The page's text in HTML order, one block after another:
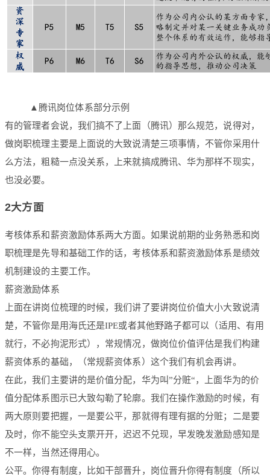
▲腾讯岗位体系部分示例
有的管理者会说，我们搞不了上面（腾讯）那么规范，说得对，
做岗职梳理主要是上面说的大致说清楚三项事情，不管你采用什
么方法，粗糙一点没关系，上来就搞成腾讯、华为那样不现实，
也没必要。
2大方面
考核体系和薪资激励体系两大方面。如果说前期的业务熟悉和岗
职梳理是先导和基础工作的话，考核体系和薪资激励体系是绩效
机制建设的主要工作。
薪资激励体系
上面在讲岗位梳理的时候，我们讲了要讲岗位价值大小大致说清
楚，不管你是用海氏还是IPE或者其他野路子都可以（适用、有用
就行，不必拘泥形式），常规情况，做岗位价值评估是我们构建
薪资体系的基础，（常规薪资体系）这个我们有机会再讲。
在此，我们主要讲的是价值分配，华为叫”分赃“，上面华为的价
值分配体系图示已大致勾勒了轮廓。我们在操作激励的时候，有
两大原则要把握，一是要公平，那就得有理有据的分赃；二是要
及时，你不能空头支票开开，迟迟不兑现，早发晚发激励感知是
不一样，当然还得用心。
公平。你得有制度，比如干部晋升，岗位晋升你得有制度（所以